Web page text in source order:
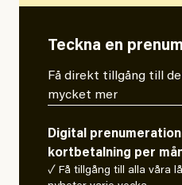
Teckna en
Få direkt tillgång till
mycket mer
Digital
kortbetalning per
✓ Få tillgång till alla våra